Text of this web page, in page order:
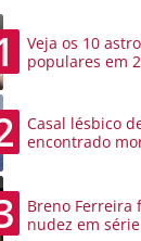
Veja os 10
populares em
Casal lésbico
encontrado
Breno Ferreira
nudez em série